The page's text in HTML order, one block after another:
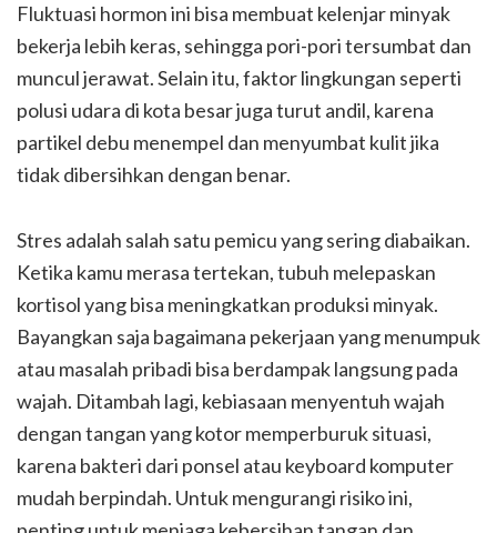
Fluktuasi hormon ini bisa membuat kelenjar minyak
bekerja lebih keras, sehingga pori-pori tersumbat dan
muncul jerawat. Selain itu, faktor lingkungan seperti
polusi udara di kota besar juga turut andil, karena
partikel debu menempel dan menyumbat kulit jika
tidak dibersihkan dengan benar.
Stres adalah salah satu pemicu yang sering diabaikan.
Ketika kamu merasa tertekan, tubuh melepaskan
kortisol yang bisa meningkatkan produksi minyak.
Bayangkan saja bagaimana pekerjaan yang menumpuk
atau masalah pribadi bisa berdampak langsung pada
wajah. Ditambah lagi, kebiasaan menyentuh wajah
dengan tangan yang kotor memperburuk situasi,
karena bakteri dari ponsel atau keyboard komputer
mudah berpindah. Untuk mengurangi risiko ini,